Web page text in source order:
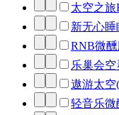
太空之旅
新无心睡
RNB微醺
乐巢会空
遨游太空
轻音乐微